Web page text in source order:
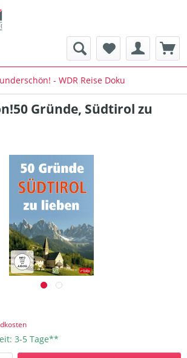
- WDR Reise Doku
Gründe, Südtirol zu
3-5 Tage**